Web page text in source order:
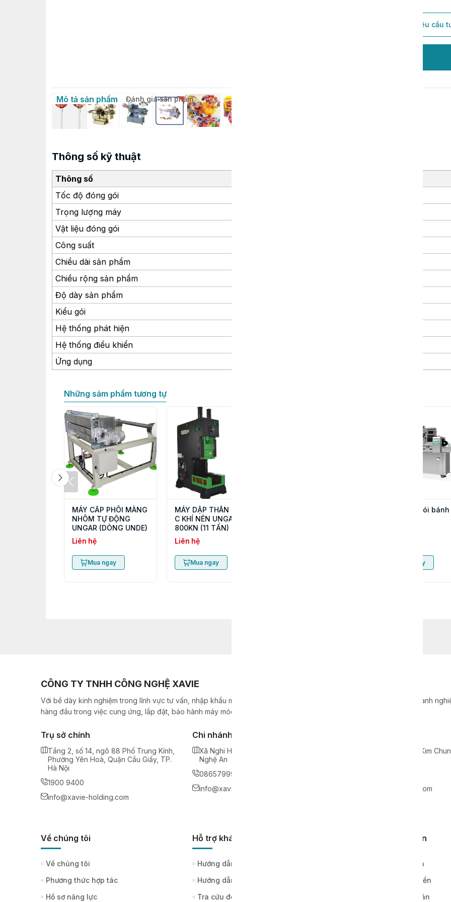
Gửi yêu cầu
Mô tả sản phẩm Đánh giá sản phẩm
Thông số kỹ thuật
Thông số
Tốc độ đóng gói
Trọng lượng máy
Vật liệu đóng gói
Công suất
Chiều dài sản phẩm
Chiều rộng sản phẩm
Độ dày sản phẩm
Kiểu gói
Hệ thống phát hiện
Hệ thống điều khiển
Ứng dụng
Những sảm phẩm tương tự
MÁY CẤP PHÔI MÀNG
NHÔM TỰ ĐỘNG
UNGAR (DÒNG UNDE)
Liên hệ
Mua ngay
MÁY DẬP THÂN CHỮ
C KHÍ NÉN UNGAR
800KN (11 TẤN)
Liên hệ
Mua ngay
Máy đóng gói bánh
Mua ngay
CÔNG TY TNHH CÔNG NGHỆ XAVIE
Với bề dày kinh nghiệm trong lĩnh vực tư vấn, nhập khẩu máy móc, dây chuyền, thiết bị sản xuất cho hàng nghìn doanh
hàng đầu trong việc cung ứng, lắp đặt, bảo hành máy móc hàng đầu tại Việt Nam.
Trụ sở chính
Tầng 2, số 14, ngõ 88 Phố Trung Kính,
Phường Yên Hoà, Quận Cầu Giấy, TP.
Hà Nội
1900 9400
info@xavie-holding.com
Chi nhánh Nghệ An
Xã Nghi Hoa, Huyện Nghi Lộc, Tỉnh
Nghệ An
0865799938
info@xavie-holding.com
Lô 2, KCN Lai Xá, Xã Kim
info@xavie-holding.com
Về chúng tôi
Về chúng tôi
Phương thức hợp tác
Hồ sơ năng lực
Hỗ trợ khách hàng
Hướng dẫn đặt hàng
Hướng dẫn thanh toán
Tra cứu đơn hàng
Quy định, điều khoản
Chính sách bảo hành
Chính sách vận chuyển
Chính sách thanh toán